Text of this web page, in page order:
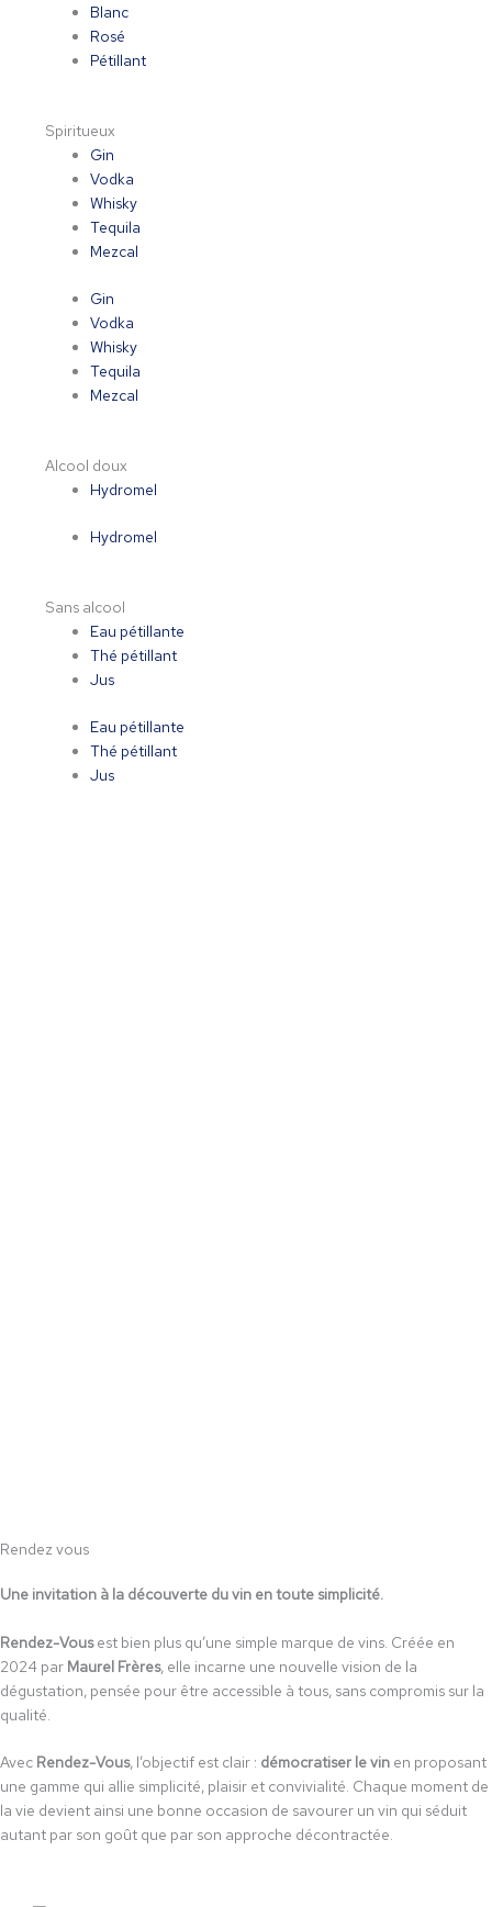
Blanc
Rosé
Pétillant
Spiritueux
Gin
Vodka
Whisky
Tequila
Mezcal
Gin
Vodka
Whisky
Tequila
Mezcal
Alcool doux
Hydromel
Hydromel
Sans alcool
Eau pétillante
Thé pétillant
Jus
Eau pétillante
Thé pétillant
Jus
Rendez vous
Une invitation à la découverte du vin en toute simplicité.
Rendez-Vousest bien plus qu’une simple marque de vins. Créée en
2024 par Maurel Frères, elle incarne une nouvelle vision de la
dégustation, pensée pour être accessible à tous, sans compromis sur la
qualité.
Avec Rendez-Vous, l’objectif est clair : démocratiser le vin en proposant
une gamme qui allie simplicité, plaisir et convivialité. Chaque moment de
la vie devient ainsi une bonne occasion de savourer un vin qui séduit
autant par son goût que par son approche décontractée.